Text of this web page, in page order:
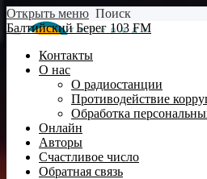
Открыть меню Поиск
Балтийский Берег 103 FM
Контакты
О нас
О радиостанции
Противодействие
Обработка
Онлайн
Авторы
Счастливое число
Обратная связь